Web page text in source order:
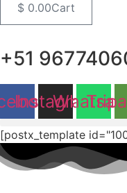
$ 0.00Cart
+51
Instagram
[postx_template